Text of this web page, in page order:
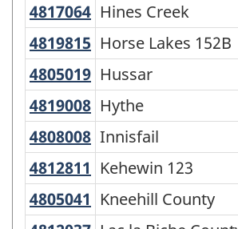
4817064 Hines Creek
Hines Creek
4819815 Horse Lakes 152B
Horse Lakes 152B
4805019 Hussar
Hussar
4819008 Hythe
Hythe
4808008 Innisfail
Innisfail
4812811 Kehewin 123
Kehewin 123
4805041 Kneehill County
Kneehill County